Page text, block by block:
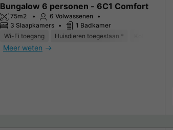
Bungalow 6 personen - 6C1 Comfort
75m2
6 Volwassenen
3 Slaapkamers
1 Badkamer
Wi-Fi toegang
Huisdieren toegestaan *
Meer weten